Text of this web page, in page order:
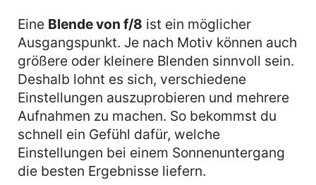
Eine Blende von f/8 ist ein möglicher
Ausgangspunkt. Je nach Motiv können auch
größere oder kleinere Blenden sinnvoll sein.
Deshalb lohnt es sich, verschiedene
Einstellungen auszuprobieren und mehrere
Aufnahmen zu machen. So bekommst du
schnell ein Gefühl dafür, welche
Einstellungen bei einem Sonnenuntergang
die besten Ergebnisse liefern.